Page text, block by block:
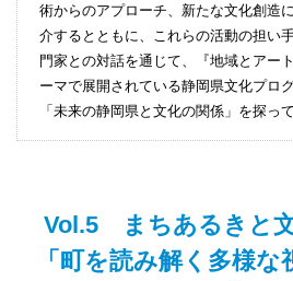
術からのアプローチ、新たな文化創造
介するとともに、これらの活動の担い
門家との対話を通じて、『地域とアー
ーマで展開されている静岡県文化プロ
「未来の静岡県と文化の関係」を探っ
Vol.5 まちあるきと
「町を読み解く多様